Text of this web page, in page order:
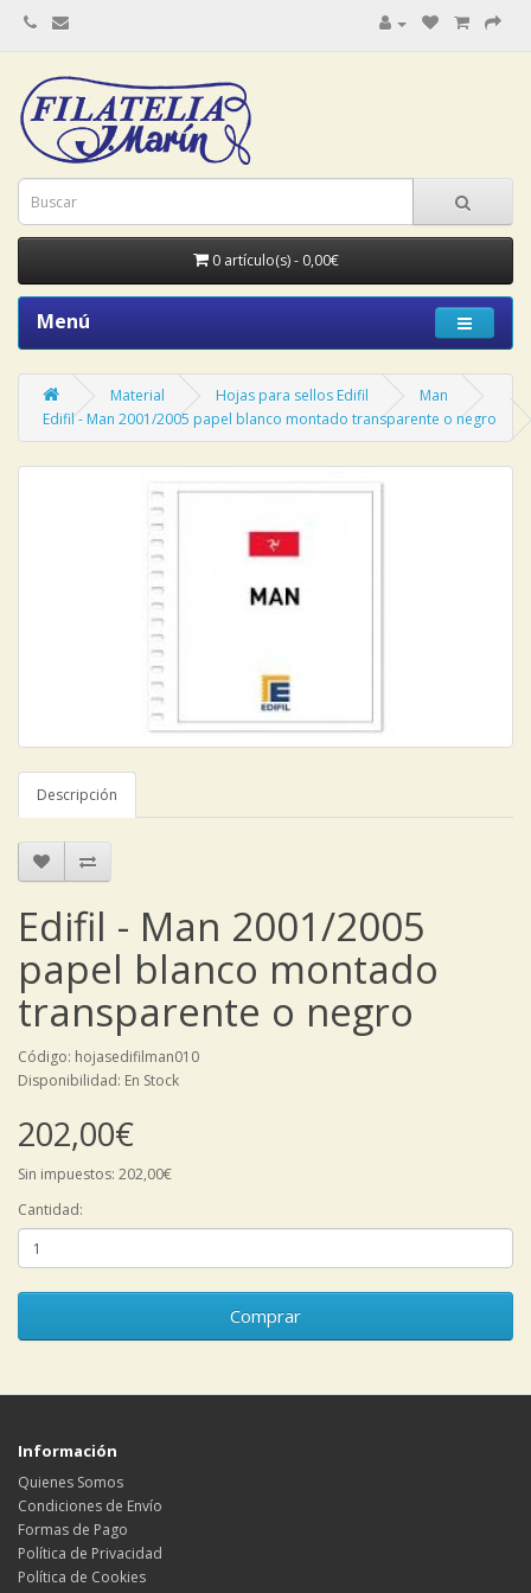
0 artículo(s) - 0,00€
Menú
Material Hojas para sellos Edifil
Man
Edifil - Man 2001/2005 papel blanco montado transparente o negro
Descripción
Edifil - Man 2001/2005
papel blanco montado
transparente o negro
Código: hojasedifilman010
Disponibilidad: En Stock
202,00€
Sin impuestos: 202,00€
Cantidad:
Comprar
Información
Quienes Somos
Condiciones de Envío
Formas de Pago
Política de Privacidad
Política de Cookies